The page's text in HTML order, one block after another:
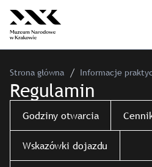
Strona główna Informacje
Regulamin
Godziny otwarcia
Wskazówki dojazdu